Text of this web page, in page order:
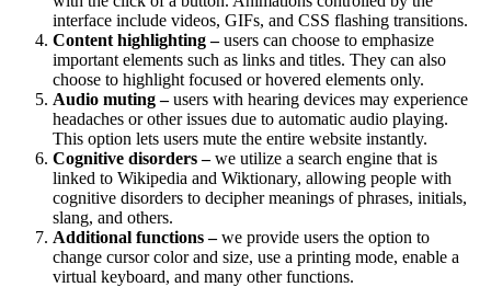
interface include videos, GIFs, and CSS flashing transitions.
Content highlighting –users can choose to emphasize
important elements such as links and titles. They can also
choose to highlight focused or hovered elements only.
Audio muting –users with hearing devices may experience
headaches or other issues due to automatic audio playing.
This option lets users mute the entire website instantly.
Cognitive disorders –we utilize a search engine that is
linked to Wikipedia and Wiktionary, allowing people with
cognitive disorders to decipher meanings of phrases, initials,
slang, and others.
Additional functions –we provide users the option to
change cursor color and size, use a printing mode, enable a
virtual keyboard, and many other functions.